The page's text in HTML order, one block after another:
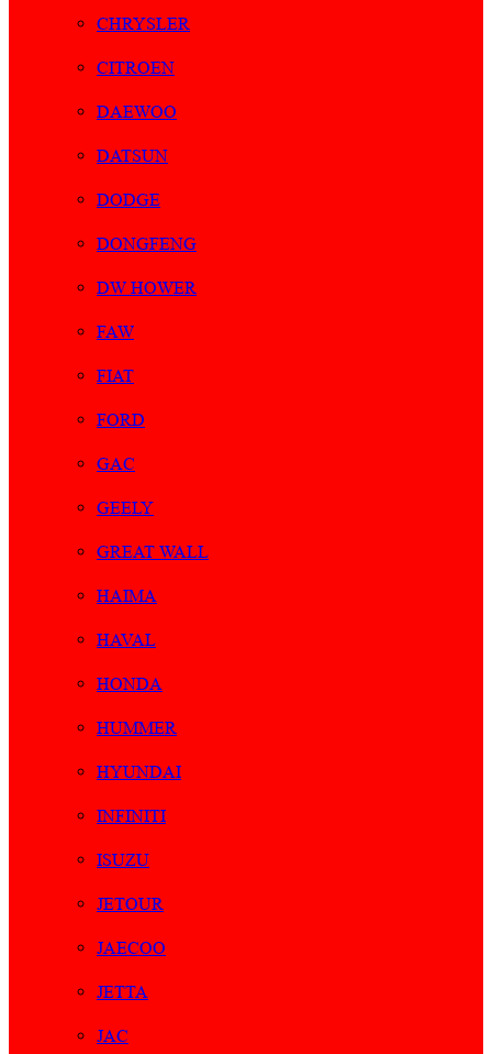
CHRYSLER
CITROEN
DAEWOO
DATSUN
DODGE
DONGFENG
DW HOWER
FAW
FIAT
FORD
GAC
GEELY
GREAT WALL
HAIMA
HAVAL
HONDA
HUMMER
HYUNDAI
INFINITI
ISUZU
JETOUR
JAECOO
JETTA
JAC